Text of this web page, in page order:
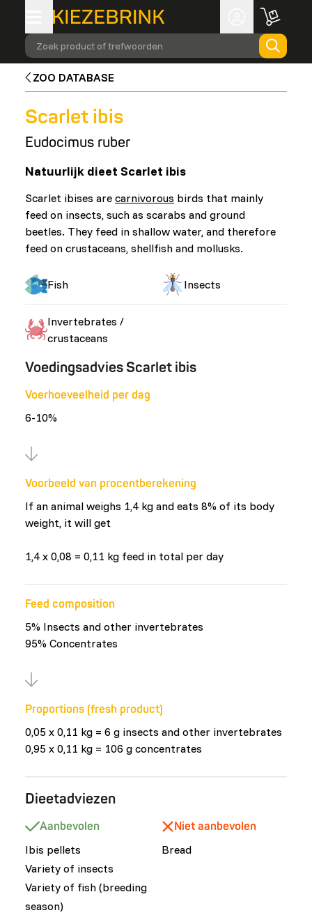
Zoek product of trefwoorden
ZOO DATABASE
Scarlet ibis
Eudocimus ruber
Natuurlijk dieet Scarlet ibis
Scarlet ibises are carnivorous birds that mainly
feed on insects, such as scarabs and ground
beetles. They feed in shallow water, and therefore
feed on crustaceans, shellfish and mollusks.
Fish Insects
Invertebrates /
crustaceans
Voedingsadvies Scarlet ibis
Voerhoeveelheid per dag
6-10%
Voorbeeld van procentberekening
If an animal weighs 1,4 kg and eats 8% of its body
weight, it will get
1,4 x 0,08 = 0,11 kg feed in total per day
Feed composition
5% Insects and other invertebrates
95% Concentrates
Proportions (fresh product)
0,05 x 0,11 kg = 6 g insects and other invertebrates
0,95 x 0,11 kg = 106 g concentrates
Dieetadviezen
Aanbevolen
Ibis pellets
Variety of insects
Variety of fish (breeding
season)
Niet aanbevolen
Bread